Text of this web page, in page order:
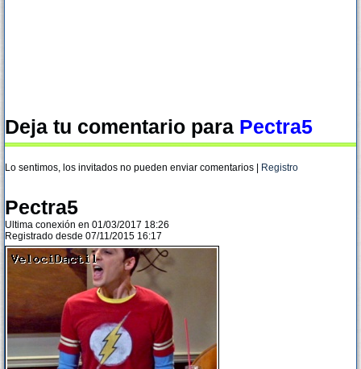
Deja tu comentario para Pectra5
Lo sentimos, los invitados no pueden enviar comentarios | Registro
Pectra5
Ultima conexión en 01/03/2017 18:26
Registrado desde 07/11/2015 16:17